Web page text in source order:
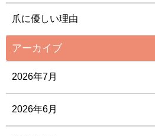
爪に優しい理由
アーカイブ
2026年7月
2026年6月